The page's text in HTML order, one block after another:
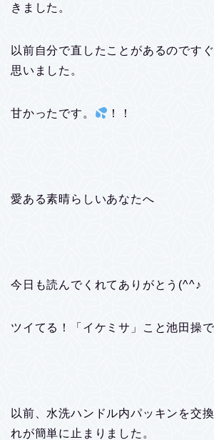
きました。
以前自分で直したことがあるのです
思いました。
甘かったです。 ！！
愛ある素晴らしいあなたへ
今日も読んでくれてありがとう(^^♪
ツイてる！「イケミサ」こと池田操で
以前、水洗ハンドル内パッキンを交
れが簡単に止まりました。